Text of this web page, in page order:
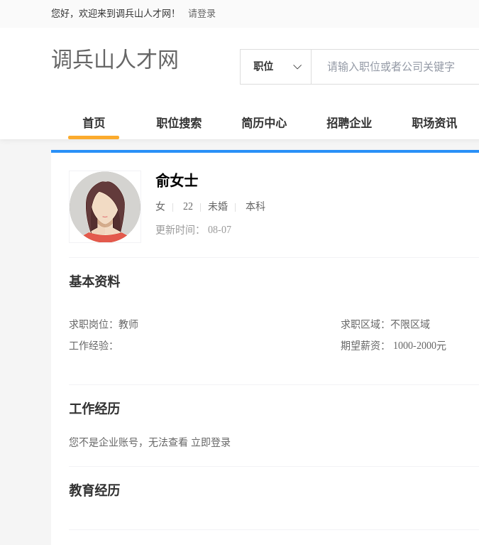
您好，欢迎来到调兵山人才网！ 请登录
调兵山人才网 职位
首页 职位搜索 简历中心 招聘企业 职场资讯
俞女士
女 22 未婚 本科
更新时间： 08-07
基本资料
求职岗位： 教师
工作经验：
求职区域： 不限区域
期望薪资：
1000-2000元
工作经历
您不是企业账号，无法查看 立即登录
教育经历